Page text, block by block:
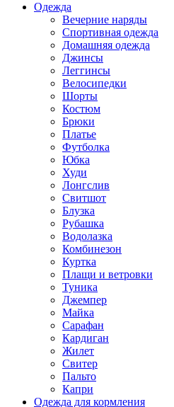
Одежда
Вечерние наряды
Спортивная одежда
Домашняя одежда
Джинсы
Леггинсы
Велосипедки
Шорты
Костюм
Брюки
Платье
Футболка
Юбка
Худи
Лонгслив
Свитшот
Блузка
Рубашка
Водолазка
Комбинезон
Куртка
Плащи и ветровки
Туника
Джемпер
Майка
Сарафан
Кардиган
Жилет
Свитер
Пальто
Капри
Одежда для кормления